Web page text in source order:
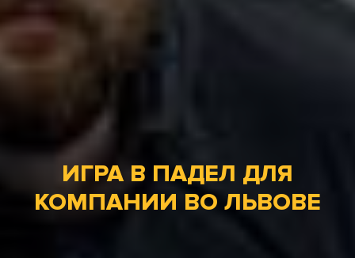
ИГРА В ПАДЕЛ ДЛЯ
КОМПАНИИ ВО ЛЬВОВЕ